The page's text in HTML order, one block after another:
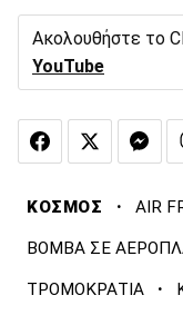
Ακολουθήστε το
YouTube
ΚΟΣΜΟΣ · AIR
ΒΟΜΒΑ ΣΕ
ΤΡΟΜΟΚΡΑΤΙΑ ·